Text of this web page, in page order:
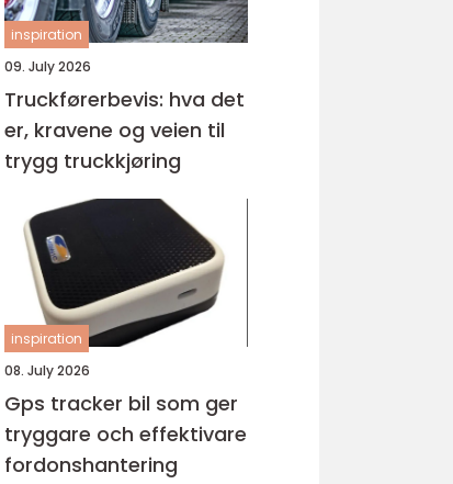
inspiration
09. July 2026
Truckførerbevis: hva det
er, kravene og veien til
trygg truckkjøring
inspiration
08. July 2026
Gps tracker bil som ger
tryggare och effektivare
fordonshantering